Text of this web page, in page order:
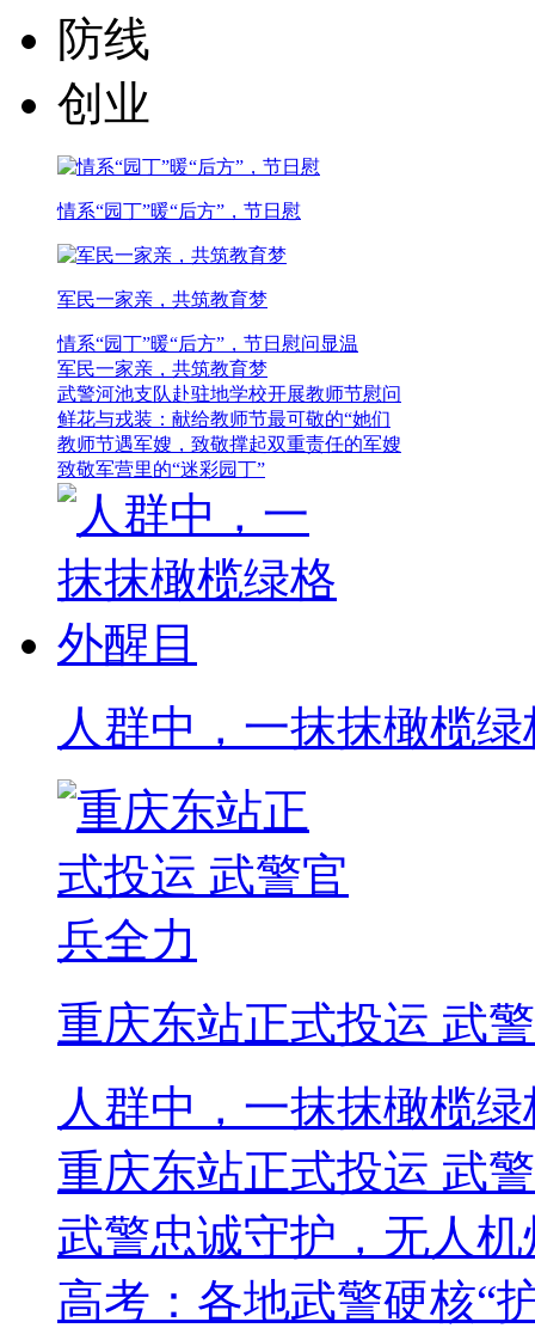
防线
创业
情系“园丁”暖“后方”，节日慰
军民一家亲，共筑教育梦
情系“园丁”暖“后方”，节日慰问显温
军民一家亲，共筑教育梦
武警河池支队赴驻地学校开展教师节慰问
鲜花与戎装：献给教师节最可敬的“她们
教师节遇军嫂，致敬撑起双重责任的军嫂
致敬军营里的“迷彩园丁”
人群中，一抹抹橄榄
重庆东站正式投运 武
人群中，一抹抹橄榄
重庆东站正式投运 武
武警忠诚守护，无人
高考：各地武警硬核“